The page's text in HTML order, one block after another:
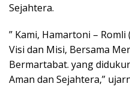
Sejahtera.
” Kami, Hamartoni –
Visi dan Misi, Bersama
Bermartabat. yang
Aman dan Sejahtera,”